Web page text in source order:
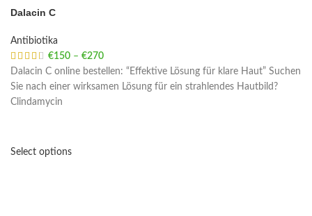
Dalacin C
Antibiotika
€150 – €270
Dalacin C online bestellen: “Effektive Lösung für klare Haut” Suchen
Sie nach einer wirksamen Lösung für ein strahlendes Hautbild?
Clindamycin
Select options